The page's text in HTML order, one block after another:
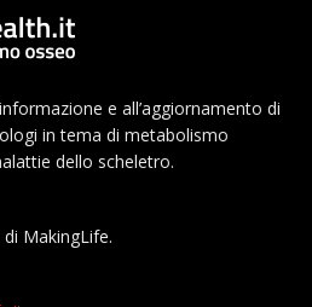
e all’aggiornamento di
in tema di metabolismo
dello scheletro.
MakingLife.